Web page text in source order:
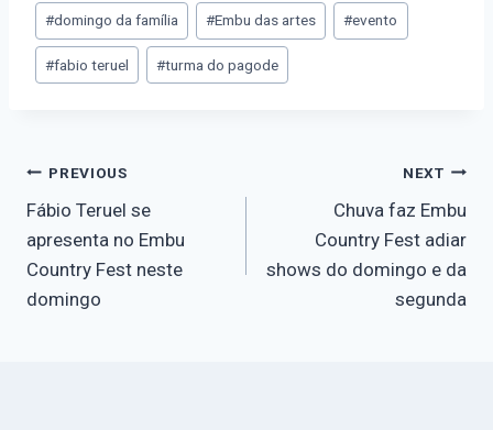
#domingo da família #Embu das artes #evento
#fabio teruel #turma do pagode
PREVIOUS
Fábio Teruel se
apresenta no Embu
Country Fest neste
domingo
NEXT
Chuva faz Embu
Country Fest adiar
shows do domingo e da
segunda